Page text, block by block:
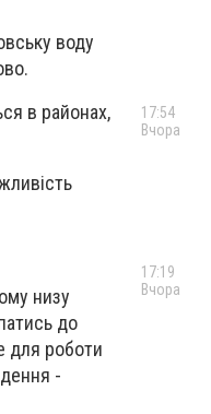
воду
в районах,
низу
до
для роботи
-
17:54
Вчора
17:19
Вчора